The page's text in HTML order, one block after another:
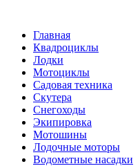
Главная
Квадроциклы
Лодки
Мотоциклы
Садовая техника
Скутера
Снегоходы
Экипировка
Мотошины
Лодочные моторы
Водометные насадки